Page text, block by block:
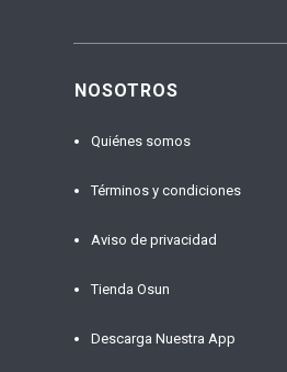
NOSOTROS
Quiénes somos
Términos y condiciones
Aviso de privacidad
Tienda Osun
Descarga Nuestra App